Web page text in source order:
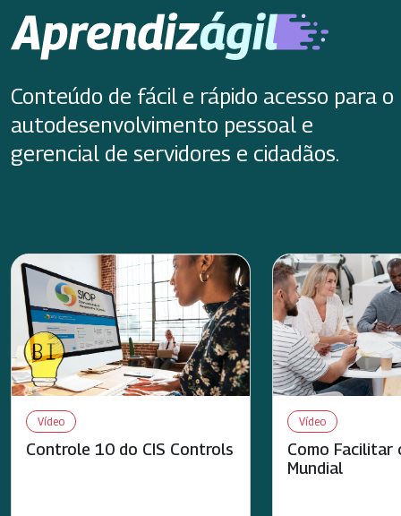
Conteúdo de fácil e rápido acesso para o
autodesenvolvimento pessoal e
gerencial de servidores e cidadãos.
Vídeo
Controle 10 do CIS Controls
Vídeo
Como Facilitar
Mundial